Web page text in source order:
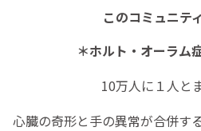
このコミュニテ
＊ホルト・オーラム
10万人に１人と
心臓の奇形と手の異常が合併す